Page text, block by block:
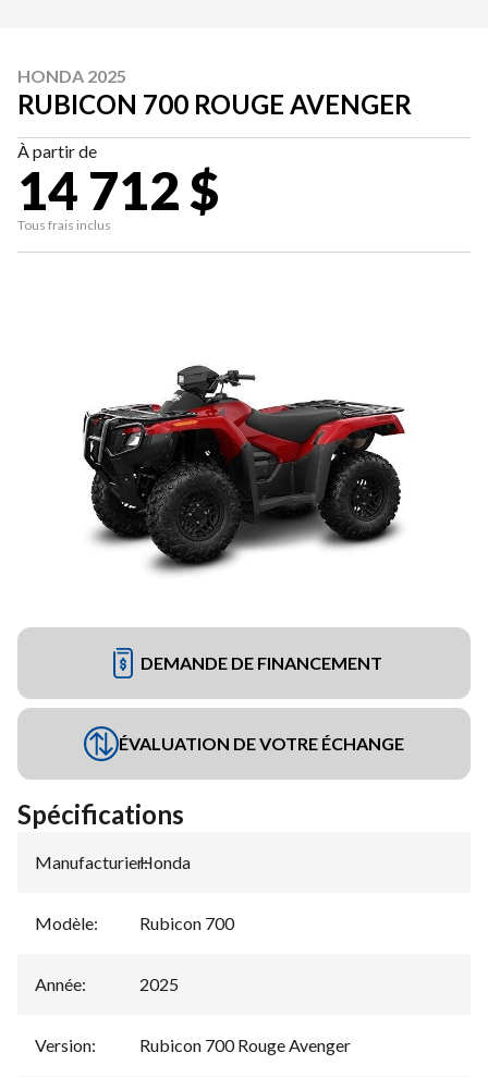
HONDA 2025
RUBICON 700 ROUGE AVENGER
À partir de
14 712 $
Tous frais inclus
DEMANDE DE FINANCEMENT
ÉVALUATION DE VOTRE ÉCHANGE
Spécifications
Manufacturier:
Honda
Modèle: Rubicon 700
Année: 2025
Version: Rubicon 700 Rouge Avenger